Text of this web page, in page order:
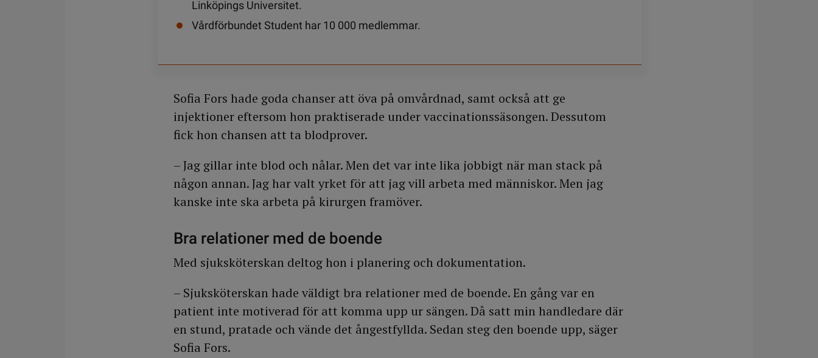
Linköpings Universitet.
Vårdförbundet Student har 10 000 medlemmar.
Sofia Fors hade goda chanser att öva på omvårdnad, samt också att ge
injektioner eftersom hon praktiserade under vaccinationssäsongen. Dessutom
fick hon chansen att ta blodprover.
– Jag gillar inte blod och nålar. Men det var inte lika jobbigt när man stack på
någon annan. Jag har valt yrket för att jag vill arbeta med människor. Men jag
kanske inte ska arbeta på kirurgen framöver.
Bra relationer med de boende
Med sjuksköterskan deltog hon i planering och dokumentation.
– Sjuksköterskan hade väldigt bra relationer med de boende. En gång var en
patient inte motiverad för att komma upp ur sängen. Då satt min handledare där
en stund, pratade och vände det ångestfyllda. Sedan steg den boende upp, säger
Sofia Fors.